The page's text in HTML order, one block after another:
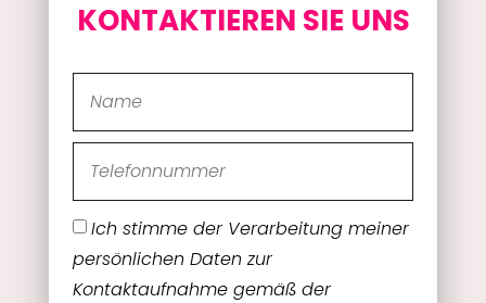
KONTAKTIEREN SIE UNS
Ich stimme der Verarbeitung meiner
persönlichen Daten zur
Kontaktaufnahme gemäß der